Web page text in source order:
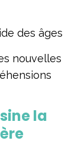
des âges
nouvelles
la